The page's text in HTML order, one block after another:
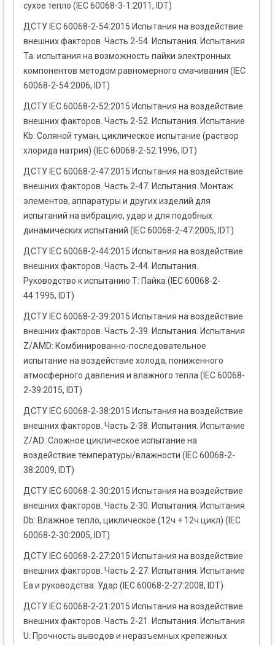
сухое тепло (IEC 60068-3-1:2011, IDT)
ДСТУ IEC 60068-2-54:2015 Испытания на воздействие
внешних факторов. Часть 2-54. Испытания. Испытания
Та: испытания на возможность пайки электронных
компонентов методом равномерного смачивания (IEC
60068-2-54:2006, IDT)
ДСТУ IEC 60068-2-52:2015 Испытания на воздействие
внешних факторов. Часть 2-52. Испытания. Испытание
Kb: Соляной туман, циклическое испытание (раствор
хлорида натрия) (IEC 60068-2-52:1996, IDT)
ДСТУ IEC 60068-2-47:2015 Испытания на воздействие
внешних факторов. Часть 2-47. Испытания. Монтаж
элементов, аппаратуры и других изделий для
испытаний на вибрацию, удар и для подобных
динамических испытаний (IEC 60068-2-47:2005, IDT)
ДСТУ IEC 60068-2-44:2015 Испытания на воздействие
внешних факторов. Часть 2-44. Испытания.
Руководство к испытанию Т: Пайка (IEC 60068-2-
44:1995, IDT)
ДСТУ IEC 60068-2-39:2015 Испытания на воздействие
внешних факторов. Часть 2-39. Испытания. Испытания
Z/AMD: Комбинированно-последовательное
испытание на воздействие холода, пониженного
атмосферного давления и влажного тепла (IEC 60068-
2-39:2015, IDT)
ДСТУ IEC 60068-2-38:2015 Испытания на воздействие
внешних факторов. Часть 2-38. Испытания. Испытание
Z/AD: Сложное циклическое испытание на
воздействие температуры/влажности (IEC 60068-2-
38:2009, IDT)
ДСТУ IEC 60068-2-30:2015 Испытания на воздействие
внешних факторов. Часть 2-30. Испытания. Испытания
Db: Влажное тепло, циклическое (12ч + 12ч цикл) (IEC
60068-2-30:2005, IDT)
ДСТУ IEC 60068-2-27:2015 Испытания на воздействие
внешних факторов. Часть 2-27. Испытания. Испытание
Еа и руководства: Удар (IEC 60068-2-27:2008, IDT)
ДСТУ IEC 60068-2-21:2015 Испытания на воздействие
внешних факторов. Часть 2-21. Испытания. Испытания
U: Прочность выводов и неразъемных крепежных